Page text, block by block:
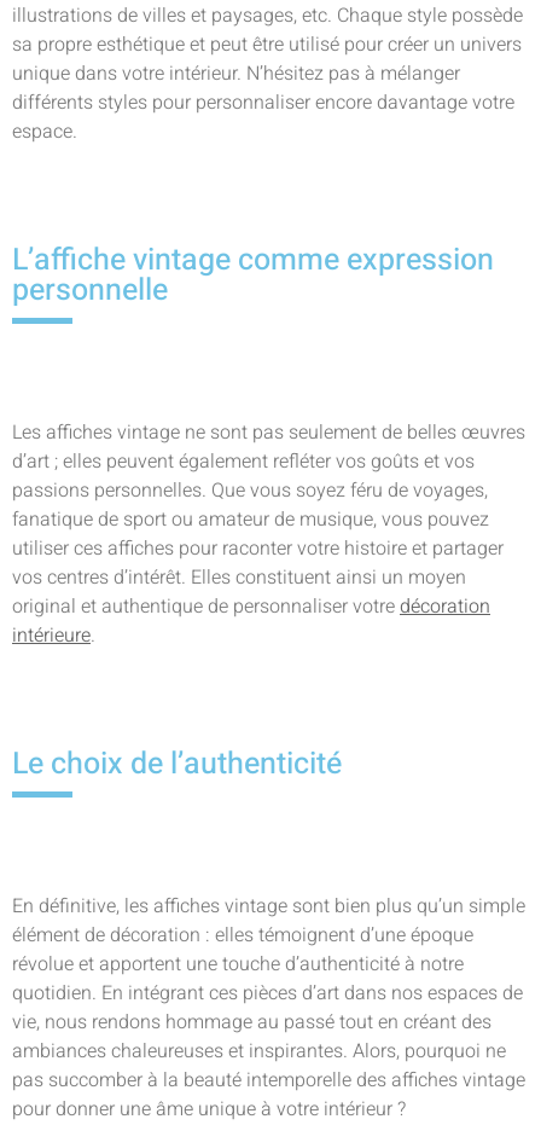
illustrations de villes et paysages, etc. Chaque style possède
sa propre esthétique et peut être utilisé pour créer un univers
unique dans votre intérieur. N’hésitez pas à mélanger
différents styles pour personnaliser encore davantage votre
espace.
L’affiche vintage comme expression
personnelle
Les affiches vintage ne sont pas seulement de belles œuvres
d’art ; elles peuvent également refléter vos goûts et vos
passions personnelles. Que vous soyez féru de voyages,
fanatique de sport ou amateur de musique, vous pouvez
utiliser ces affiches pour raconter votre histoire et partager
vos centres d’intérêt. Elles constituent ainsi un moyen
original et authentique de personnaliser votredécoration
intérieure.
Le choix de l’authenticité
En définitive, les affiches vintage sont bien plus qu’un simple
élément de décoration : elles témoignent d’une époque
révolue et apportent une touche d’authenticité à notre
quotidien. En intégrant ces pièces d’art dans nos espaces de
vie, nous rendons hommage au passé tout en créant des
ambiances chaleureuses et inspirantes. Alors, pourquoi ne
pas succomber à la beauté intemporelle des affiches vintage
pour donner une âme unique à votre intérieur ?